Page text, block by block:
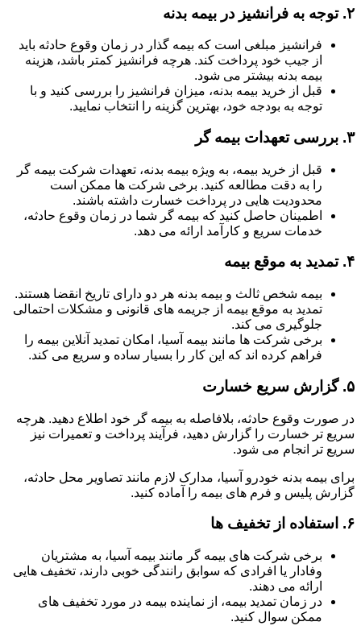
۲. توجه به فرانشیز در بیمه بدنه
فرانشیز مبلغی است که بیمه گذار در زمان وقوع حادثه باید
از جیب خود پرداخت کند. هرچه فرانشیز کمتر باشد، هزینه
بیمه بدنه بیشتر می شود.
قبل از خرید بیمه بدنه، میزان فرانشیز را بررسی کنید و با
توجه به بودجه خود، بهترین گزینه را انتخاب نمایید.
۳. بررسی تعهدات بیمه گر
قبل از خرید بیمه، به ویژه بیمه بدنه، تعهدات شرکت بیمه گر
را به دقت مطالعه کنید. برخی شرکت ها ممکن است
محدودیت هایی در پرداخت خسارت داشته باشند.
اطمینان حاصل کنید که بیمه گر شما در زمان وقوع حادثه،
خدمات سریع و کارآمد ارائه می دهد.
۴. تمدید به موقع بیمه
بیمه شخص ثالث و بیمه بدنه هر دو دارای تاریخ انقضا هستند.
تمدید به موقع بیمه از جریمه های قانونی و مشکلات احتمالی
جلوگیری می کند.
برخی شرکت ها مانند بیمه آسیا، امکان تمدید آنلاین بیمه را
فراهم کرده اند که این کار را بسیار ساده و سریع می کند.
۵. گزارش سریع خسارت
در صورت وقوع حادثه، بلافاصله به بیمه گر خود اطلاع دهید. هرچه
سریع تر خسارت را گزارش دهید، فرآیند پرداخت و تعمیرات نیز
سریع تر انجام می شود.
برای بیمه بدنه خودرو آسیا، مدارک لازم مانند تصاویر محل حادثه،
گزارش پلیس و فرم های بیمه را آماده کنید.
۶. استفاده از تخفیف ها
برخی شرکت های بیمه گر مانند بیمه آسیا، به مشتریان
وفادار یا افرادی که سوابق رانندگی خوبی دارند، تخفیف هایی
ارائه می دهند.
در زمان تمدید بیمه، از نماینده بیمه در مورد تخفیف های
ممکن سوال کنید.